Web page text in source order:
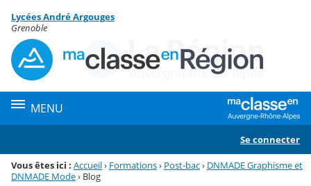
Menu de la rubrique
Contenu
Lycées André Argouges
Grenoble
MENU
Se connecter
Vous êtes ici : Accueil› Formations› Post-bac› DNMADE Graphisme et
DNMADE Mode› Blog